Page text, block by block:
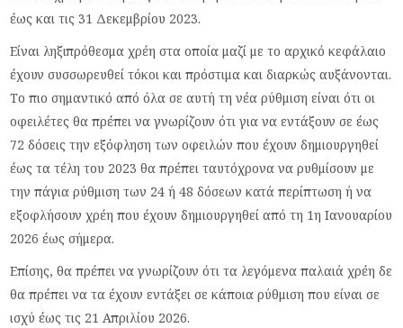
έως και τις 31 Δεκεμβρίου 2023.
Είναι ληξιπρόθεσμα χρέη στα οποία μαζί με το αρχικό κεφάλαιο
έχουν συσσωρευθεί τόκοι και πρόστιμα και διαρκώς αυξάνονται.
Το πιο σημαντικό από όλα σε αυτή τη νέα ρύθμιση είναι ότι οι
οφειλέτες θα πρέπει να γνωρίζουν ότι για να εντάξουν σε έως
72 δόσεις την εξόφληση των οφειλών που έχουν δημιουργηθεί
έως τα τέλη του 2023 θα πρέπει ταυτόχρονα να ρυθμίσουν με
την πάγια ρύθμιση των 24 ή 48 δόσεων κατά περίπτωση ή να
εξοφλήσουν χρέη που έχουν δημιουργηθεί από τη 1η Ιανουαρίου
2026 έως σήμερα.
Επίσης, θα πρέπει να γνωρίζουν ότι τα λεγόμενα παλαιά χρέη δε
θα πρέπει να τα έχουν εντάξει σε κάποια ρύθμιση που είναι σε
ισχύ έως τις 21 Απριλίου 2026.